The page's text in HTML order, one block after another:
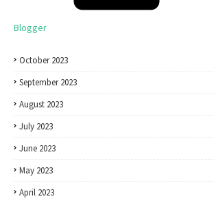
Blogger
October 2023
September 2023
August 2023
July 2023
June 2023
May 2023
April 2023